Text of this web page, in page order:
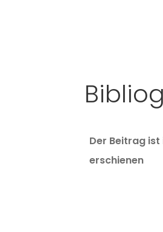
Der Beitrag
erschienen